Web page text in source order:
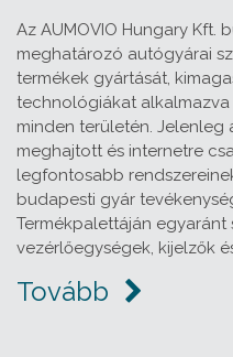
Az AUMOVIO Hungary Kft.
meghatározó autógyárai
termékek gyártását,
technológiákat
minden területén. Jelenleg
meghajtott és internetre
legfontosabb
budapesti gyár
Termékpalettáján
vezérlőegységek, kijelzők
Tovább